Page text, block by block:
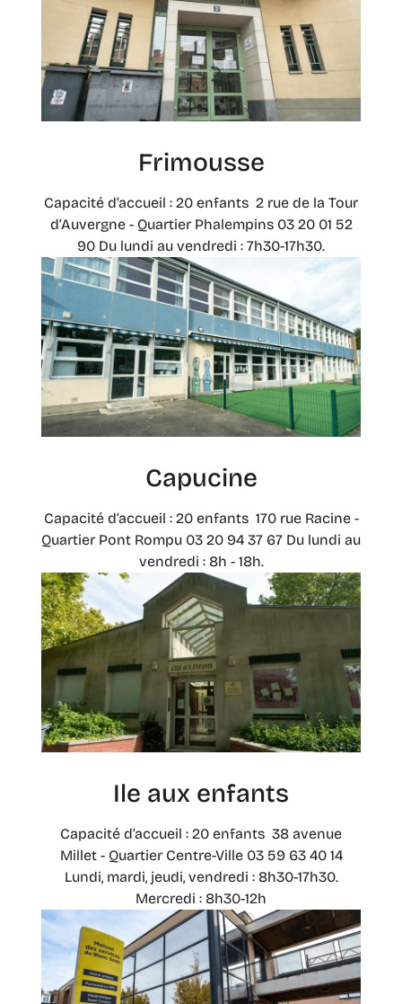
Frimousse
Capacité d’accueil : 20 enfants 2 rue de la Tour
d’Auvergne - Quartier Phalempins 03 20 01 52
90 Du lundi au vendredi : 7h30-17h30.
Capucine
Capacité d’accueil : 20 enfants 170 rue Racine -
Quartier Pont Rompu 03 20 94 37 67 Du lundi au
vendredi : 8h - 18h.
Ile aux enfants
Capacité d’accueil : 20 enfants 38 avenue
Millet - Quartier Centre-Ville 03 59 63 40 14
Lundi, mardi, jeudi, vendredi : 8h30-17h30.
Mercredi : 8h30-12h